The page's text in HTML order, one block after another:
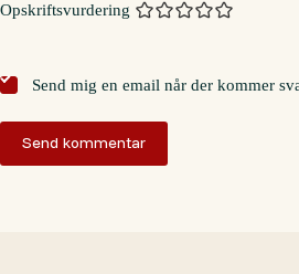
Opskriftsvurdering
Send mig en email når der kommer
Send kommentar